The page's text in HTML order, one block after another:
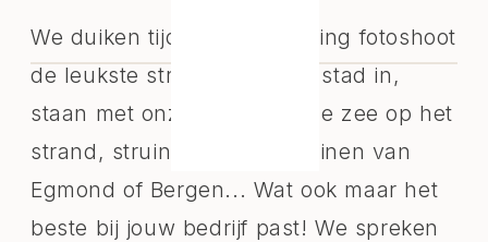
We duiken tijdens de branding fotoshoot
de leukste straatjes van de stad in,
staan met onze voetjes in de zee op het
strand, struinen door de duinen van
Egmond of Bergen... Wat ook maar het
beste bij jouw bedrijf past! We spreken